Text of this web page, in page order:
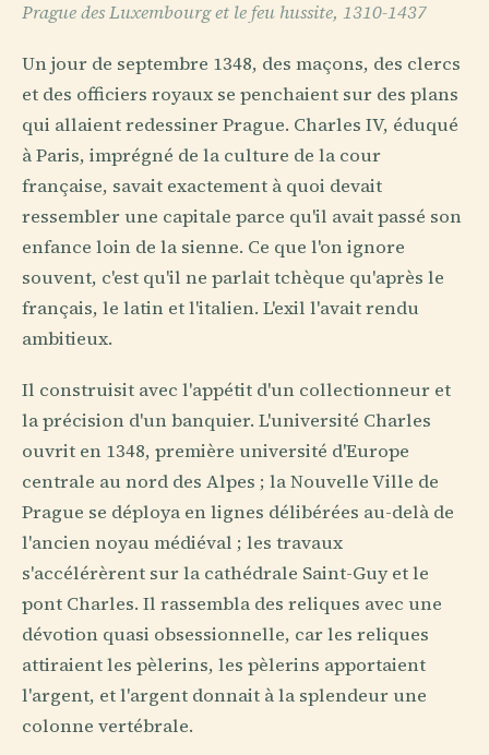
Prague des Luxembourg et le feu hussite, 1310-1437
Un jour de septembre 1348, des maçons, des clercs
et des officiers royaux se penchaient sur des plans
qui allaient redessiner Prague. Charles IV, éduqué
à Paris, imprégné de la culture de la cour
française, savait exactement à quoi devait
ressembler une capitale parce qu'il avait passé son
enfance loin de la sienne. Ce que l'on ignore
souvent, c'est qu'il ne parlait tchèque qu'après le
français, le latin et l'italien. L'exil l'avait rendu
ambitieux.
Il construisit avec l'appétit d'un collectionneur et
la précision d'un banquier. L'université Charles
ouvrit en 1348, première université d'Europe
centrale au nord des Alpes ; la Nouvelle Ville de
Prague se déploya en lignes délibérées au-delà de
l'ancien noyau médiéval ; les travaux
s'accélérèrent sur la cathédrale Saint-Guy et le
pont Charles. Il rassembla des reliques avec une
dévotion quasi obsessionnelle, car les reliques
attiraient les pèlerins, les pèlerins apportaient
l'argent, et l'argent donnait à la splendeur une
colonne vertébrale.